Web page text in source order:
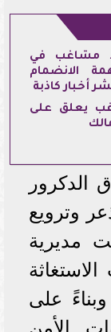
مشاغب في
الانضمام
أخبار كاذبة
يعلق على
الدكرور
وترويع
مديرية
على
الأمن